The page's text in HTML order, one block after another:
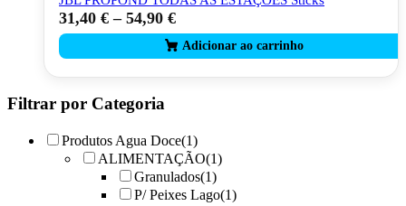
31,40 € – 54,90 €
This
product
has
multiple
The
options
may
be
chosen
Filtrar por Categoria
Produtos Agua Doce(1)
ALIMENTAÇÃO(1)
Granulados(1)
P/ Peixes Lago(1)